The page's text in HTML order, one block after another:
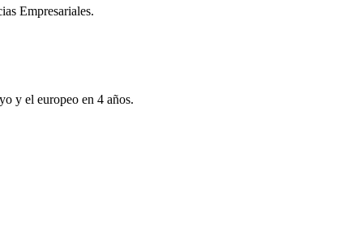
Empresariales.
y el europeo en 4 años.